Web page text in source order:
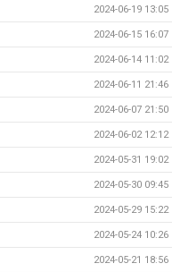
2024-06-19 13:05
2024-06-15 16:07
2024-06-14 11:02
2024-06-11 21:46
2024-06-07 21:50
2024-06-02 12:12
2024-05-31 19:02
2024-05-30 09:45
2024-05-29 15:22
2024-05-24 10:26
2024-05-21 18:56